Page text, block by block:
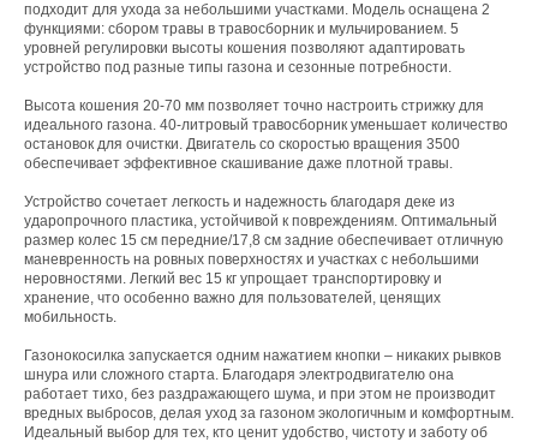
подходит для ухода за небольшими участками. Модель оснащена 2
функциями: сбором травы в травосборник и мульчированием. 5
уровней регулировки высоты кошения позволяют адаптировать
устройство под разные типы газона и сезонные потребности.
Высота кошения 20-70 мм позволяет точно настроить стрижку для
идеального газона. 40-литровый травосборник уменьшает количество
остановок для очистки. Двигатель со скоростью вращения 3500
обеспечивает эффективное скашивание даже плотной травы.
Устройство сочетает легкость и надежность благодаря деке из
ударопрочного пластика, устойчивой к повреждениям. Оптимальный
размер колес 15 см передние/17,8 см задние обеспечивает отличную
маневренность на ровных поверхностях и участках с небольшими
неровностями. Легкий вес 15 кг упрощает транспортировку и
хранение, что особенно важно для пользователей, ценящих
мобильность.
Газонокосилка запускается одним нажатием кнопки – никаких рывков
шнура или сложного старта. Благодаря электродвигателю она
работает тихо, без раздражающего шума, и при этом не производит
вредных выбросов, делая уход за газоном экологичным и комфортным.
Идеальный выбор для тех, кто ценит удобство, чистоту и заботу об